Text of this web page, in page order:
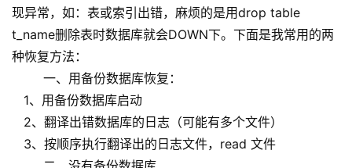
现异常，如：表或索引出错，麻烦的是用drop table
t_name删除表时数据库就会DOWN下。下面是我常用的两
种恢复方法：
一、用备份数据库恢复：
1、用备份数据库启动
2、翻译出错数据库的日志（可能有多个文件）
3、按顺序执行翻译出的日志文件，read 文件